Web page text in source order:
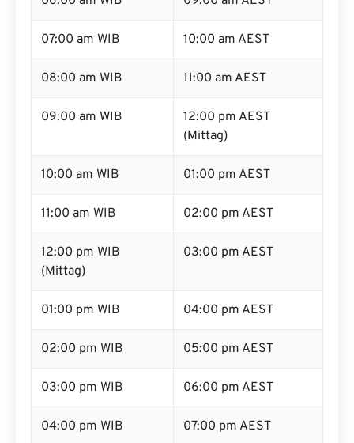
07:00 am WIB 10:00 am AEST
08:00 am WIB 11:00 am AEST
09:00 am WIB
12:00 pm AEST
(Mittag)
10:00 am WIB 01:00 pm AEST
11:00 am WIB 02:00 pm AEST
12:00 pm WIB
(Mittag)
03:00 pm AEST
01:00 pm WIB 04:00 pm AEST
02:00 pm WIB 05:00 pm AEST
03:00 pm WIB 06:00 pm AEST
04:00 pm WIB 07:00 pm AEST